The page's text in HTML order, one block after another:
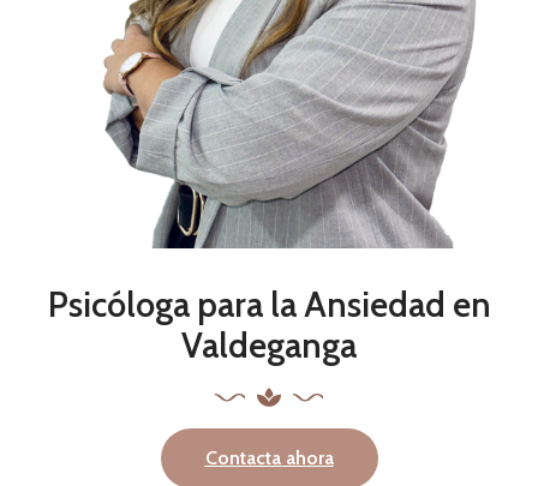
Psicóloga para la Ansiedad en
Valdeganga
Contacta ahora